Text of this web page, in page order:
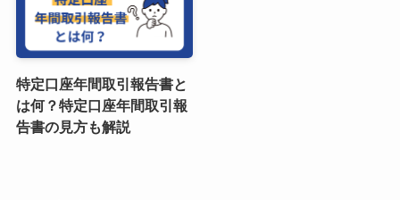
特定口座年間取引報告書と
は何？特定口座年間取引報
告書の見方も解説